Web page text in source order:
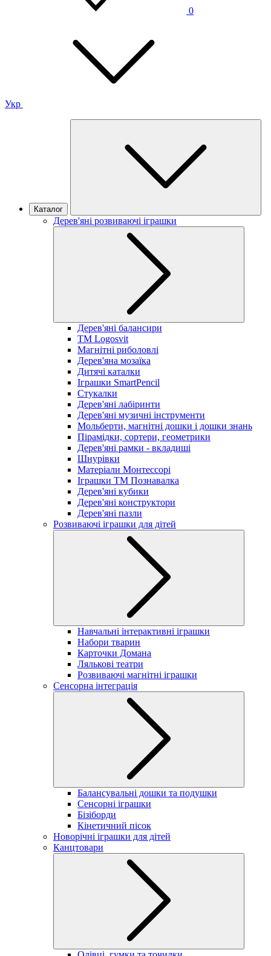
0
Укр
Каталог
Дерев'яні розвиваючі іграшки
Дерев'яні балансири
TM Logosvit
Магнітні риболовлі
Дерев'яна мозаїка
Дитячі каталки
Іграшки SmartPencil
Стукалки
Дерев'яні лабіринти
Дерев'яні музичні інструменти
Мольберти, магнітні дошки і дошки знань
Пірамідки, сортери, геометрики
Дерев'яні рамки - вкладиші
Шнурівки
Матеріали Монтессорі
Іграшки ТМ Познавалка
Дерев'яні кубики
Дерев'яні конструктори
Дерев'яні пазли
Розвиваючі іграшки для дітей
Навчальні інтерактивні іграшки
Набори тварин
Карточки Домана
Лялькові театри
Розвиваючі магнітні іграшки
Сенсорна інтеграція
Балансувальні дошки та подушки
Сенсорні іграшки
Бізіборди
Кінетичний пісок
Новорічні іграшки для дітей
Канцтовари